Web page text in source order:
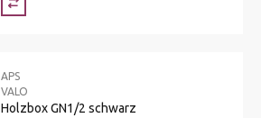
APS
VALO
Holzbox GN1/2 schwarz